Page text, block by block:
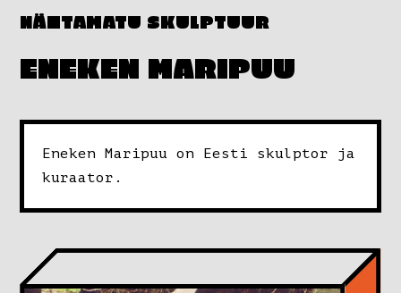
NÄHTAMATU SKULPTUUR
ENEKEN MARIPUU
Eneken Maripuu on Eesti skulptor ja
kuraator.